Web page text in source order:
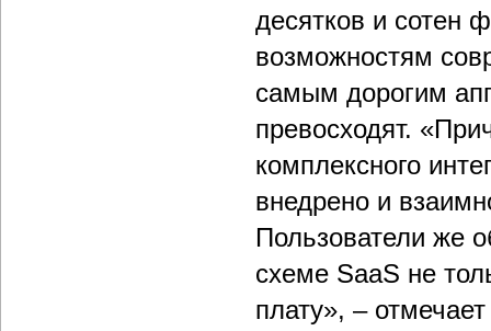
десятков и сотен
возможностям
самым дорогим
превосходят.
комплексного
внедрено и
Пользователи же
схеме SaaS не
плату», –